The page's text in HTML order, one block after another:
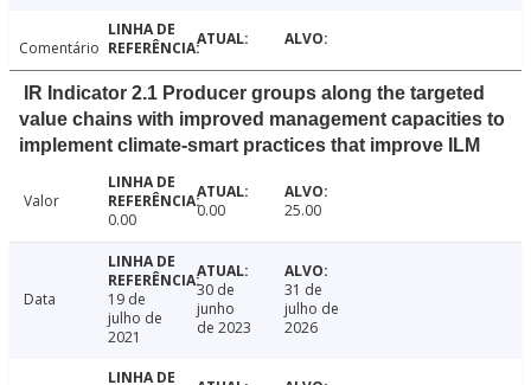
Comentário
IR Indicator 2.1 Producer groups along the targeted
value chains with improved management capacities to
implement climate-smart practices that improve ILM
Valor
0.00
0.00 25.00
Data
19 de
julho de
2021
30 de
junho
de 2023
31 de
julho de
2026